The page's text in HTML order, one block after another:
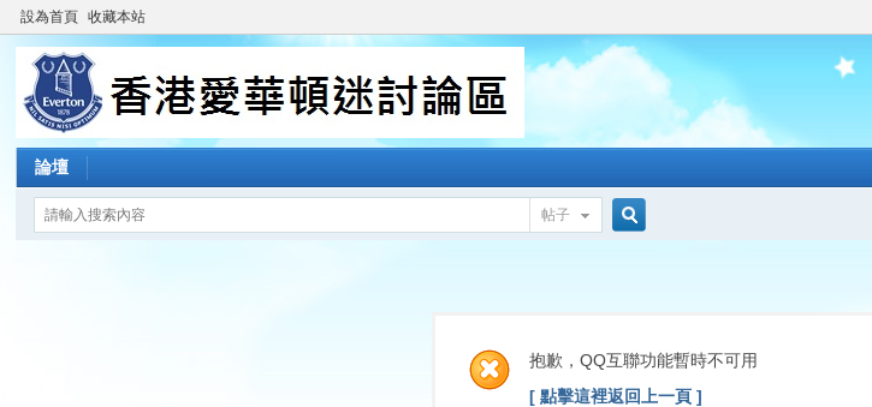
設為首頁 收藏本站
論壇
帖子
索
抱歉，QQ互聯功能暫時不可用
[ 點擊這裡返回上一頁 ]